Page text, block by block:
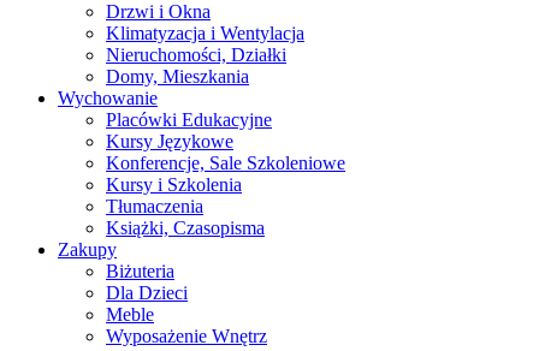
Drzwi i Okna
Klimatyzacja i Wentylacja
Nieruchomości, Działki
Domy, Mieszkania
Wychowanie
Placówki Edukacyjne
Kursy Językowe
Konferencje, Sale Szkoleniowe
Kursy i Szkolenia
Tłumaczenia
Książki, Czasopisma
Zakupy
Biżuteria
Dla Dzieci
Meble
Wyposażenie Wnętrz